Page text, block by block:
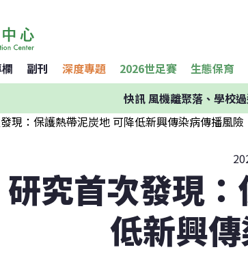
副刊 深度專題 2026世足賽 生態保育
快訊風機離聚落、學校
研究首次發現
低新興